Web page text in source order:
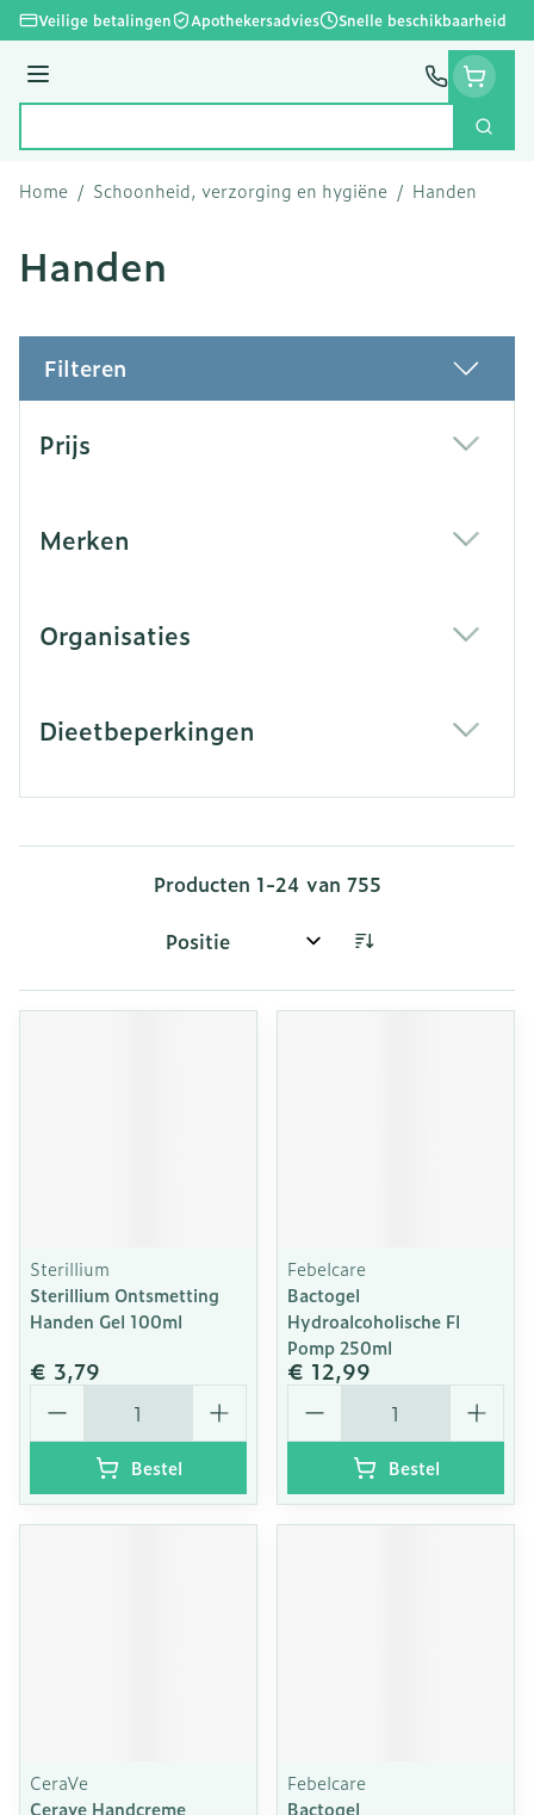
Ga naar de inhoud
Veilige betalingen Apothekersadvies Snelle beschikbaarheid
Menu
Zoek
Home / Schoonheid, verzorging en hygiëne / Handen
Handen
Filteren
Prijs
Merken
Organisaties
Dieetbeperkingen
Producten 1-24 van 755
Sorteer op:
Sterillium
Sterillium Ontsmetting
Handen Gel 100ml
€ 3,79
Aantal
Bestel
Febelcare
Bactogel
Hydroalcoholische Fl
Pomp 250ml
€ 12,99
Aantal
Bestel
CeraVe
Cerave Handcreme
Febelcare
Bactogel